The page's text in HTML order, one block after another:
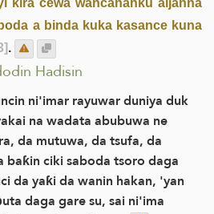
a binda kuka kasance kuna
.
Hadisin
ni'imar rayuwar duniya duk
na wadata abubuwa ne
da mutuwa, da tsufa, da
baƙin ciki saboda tsoro daga
da yaƙi da wanin hakan, 'yan
daga gare su, sai ni'ima